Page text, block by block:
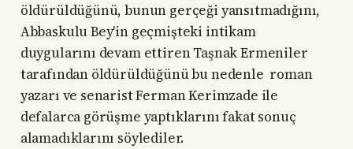
öldürüldüğünü, bunun gerçeği yansıtmadığını,
Abbaskulu Bey'in geçmişteki intikam
duygularını devam ettiren Taşnak Ermeniler
tarafından öldürüldüğünü bu nedenle roman
yazarı ve senarist Ferman Kerimzade ile
defalarca görüşme yaptıklarını fakat sonuç
alamadıklarını söylediler.